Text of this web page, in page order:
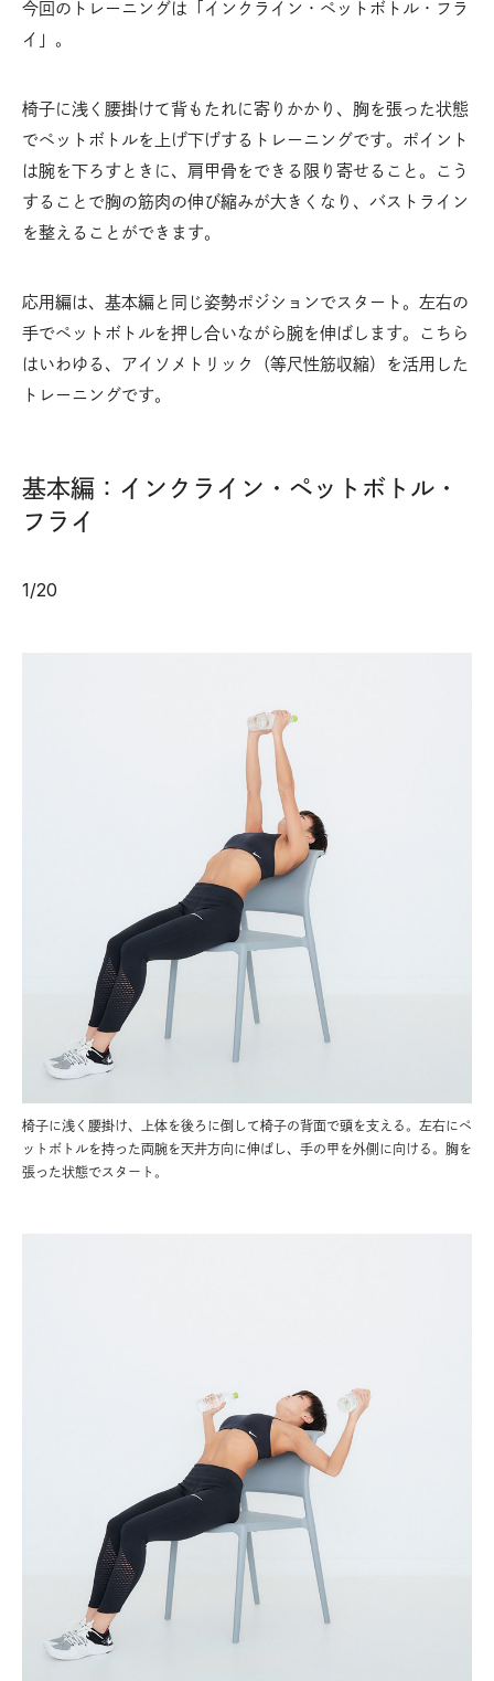
今回のトレーニングは「インクライン・ペットボトル・フラ
イ」。
椅子に浅く腰掛けて背もたれに寄りかかり、胸を張った状態
でペットボトルを上げ下げするトレーニングです。ポイント
は腕を下ろすときに、肩甲骨をできる限り寄せること。こう
することで胸の筋肉の伸び縮みが大きくなり、バストライン
を整えることができます。
応用編は、基本編と同じ姿勢ポジションでスタート。左右の
手でペットボトルを押し合いながら腕を伸ばします。こちら
はいわゆる、アイソメトリック（等尺性筋収縮）を活用した
トレーニングです。
基本編：インクライン・ペットボトル・
フライ
1/20
椅子に浅く腰掛け、上体を後ろに倒して椅子の背面で頭を支える。左右にペ
ットボトルを持った両腕を天井方向に伸ばし、手の甲を外側に向ける。胸を
張った状態でスタート。